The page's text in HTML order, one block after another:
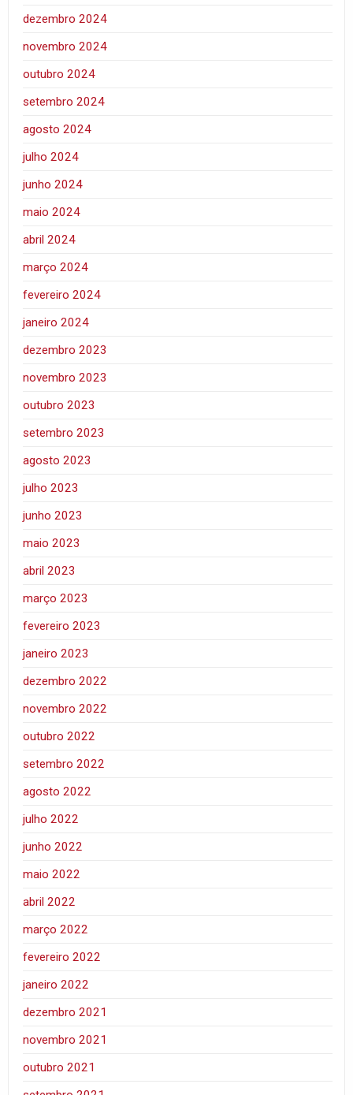
dezembro 2024
novembro 2024
outubro 2024
setembro 2024
agosto 2024
julho 2024
junho 2024
maio 2024
abril 2024
março 2024
fevereiro 2024
janeiro 2024
dezembro 2023
novembro 2023
outubro 2023
setembro 2023
agosto 2023
julho 2023
junho 2023
maio 2023
abril 2023
março 2023
fevereiro 2023
janeiro 2023
dezembro 2022
novembro 2022
outubro 2022
setembro 2022
agosto 2022
julho 2022
junho 2022
maio 2022
abril 2022
março 2022
fevereiro 2022
janeiro 2022
dezembro 2021
novembro 2021
outubro 2021